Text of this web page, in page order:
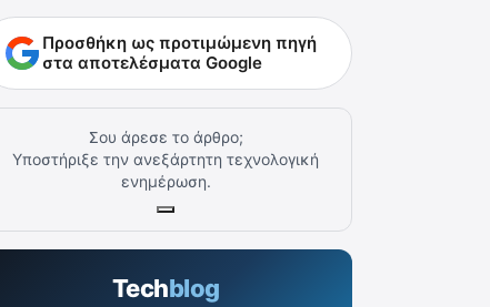
Προσθήκη ως προτιμώμενη πηγή
στα αποτελέσματα Google
Σου άρεσε το άρθρο;
Υποστήριξε την ανεξάρτητη τεχνολογική
ενημέρωση.
Techblog